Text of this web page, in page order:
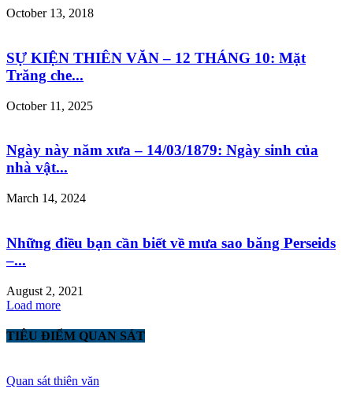
October 13, 2018
SỰ KIỆN THIÊN VĂN – 12 THÁNG 10: Mặt
Trăng che...
October 11, 2025
Ngày này năm xưa – 14/03/1879: Ngày sinh của
nhà vật...
March 14, 2024
Những điều bạn cần biết về mưa sao băng Perseids
–...
August 2, 2021
Load more
TIÊU ĐIỂM QUAN SÁT
Quan sát thiên văn